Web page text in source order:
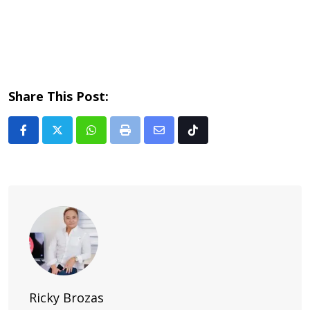
Share This Post:
Whatsapp
Print
Share Tiktok
Ricky Brozas